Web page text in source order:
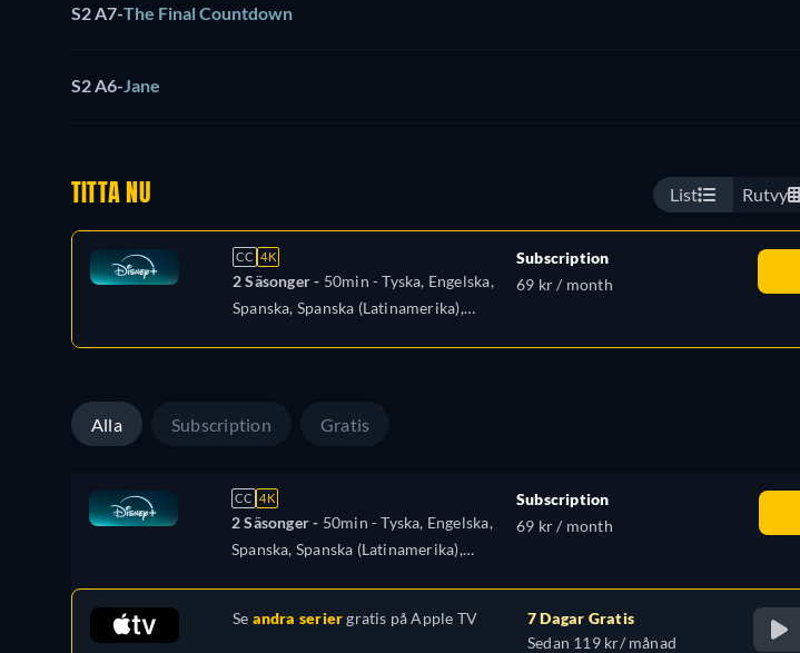
S2 A7-The Final Countdown
S2 A6-Jane
TITTA NU List Rutvy
CC 4K
2 Säsonger - 50min - Tyska, Engelska,
Spanska, Spanska (Latinamerika),
Subscription
69 kr / month
Alla Subscription Gratis
CC 4K
2 Säsonger - 50min - Tyska, Engelska,
Spanska, Spanska (Latinamerika),
Subscription
69 kr / month
Se andra seriergratis påApple TV
7 Dagar Gratis
Sedan 119 kr/ månad